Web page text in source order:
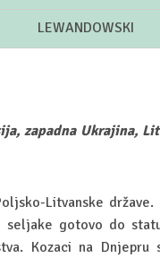
LEWANDOWSKI
zapadna Ukrajina,
Litvanske države.
gotovo do
Kozaci na Dnjepru